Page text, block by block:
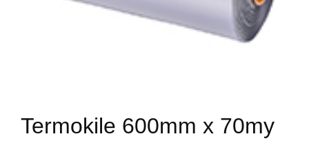
Termokile 600mm x 70my